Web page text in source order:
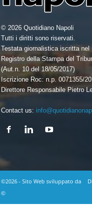
© 2026 Quotidiano Napoli
Tutti i diritti sono riservati.
Testata giornalistica iscritta nel
Registro della Stampa del
(Aut.n. 10 del 18/05/2017)
Iscrizione Roc: n.p. 0071355/
Direttore Responsabile Pietro
Contact us:
©2026 - Sito Web sviluppato da
©